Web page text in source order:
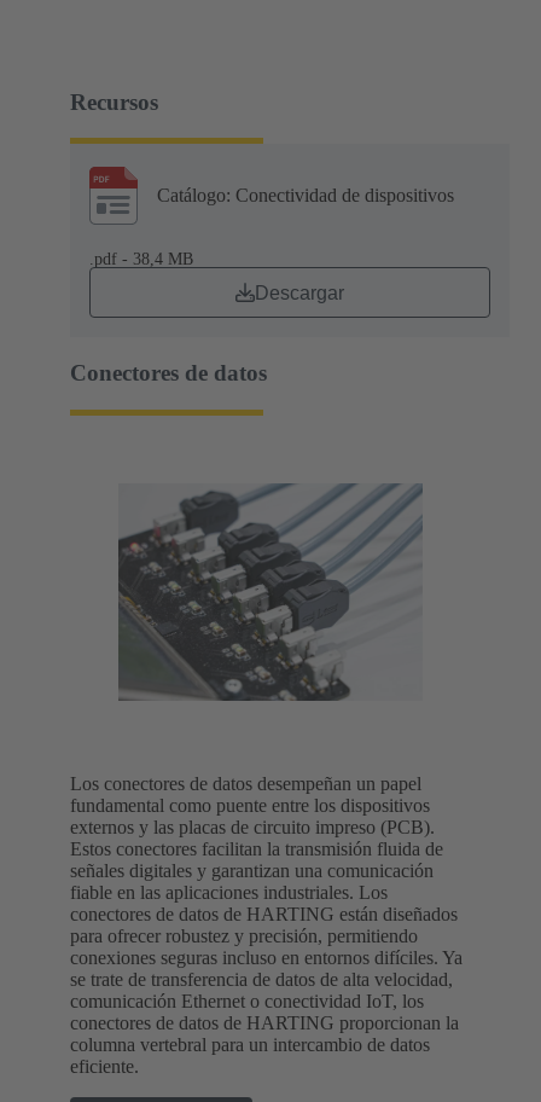
Recursos
Catálogo: Conectividad de dispositivos
.pdf - 38,4 MB
Descargar
Conectores de datos
Los conectores de datos desempeñan un papel
fundamental como puente entre los dispositivos
externos y las placas de circuito impreso (PCB).
Estos conectores facilitan la transmisión fluida de
señales digitales y garantizan una comunicación
fiable en las aplicaciones industriales. Los
conectores de datos de HARTING están diseñados
para ofrecer robustez y precisión, permitiendo
conexiones seguras incluso en entornos difíciles. Ya
se trate de transferencia de datos de alta velocidad,
comunicación Ethernet o conectividad IoT, los
conectores de datos de HARTING proporcionan la
columna vertebral para un intercambio de datos
eficiente.